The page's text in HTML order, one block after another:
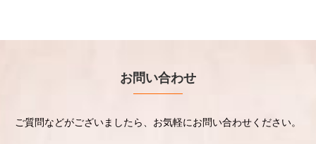
お問い合わせ
ご質問などがございましたら、お気軽にお問い合わせください。